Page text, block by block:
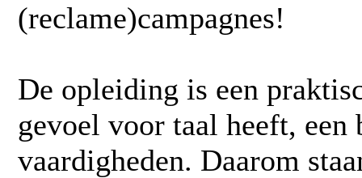
(reclame)campagnes!
De opleiding is een
gevoel voor taal heeft, een
vaardigheden. Daarom